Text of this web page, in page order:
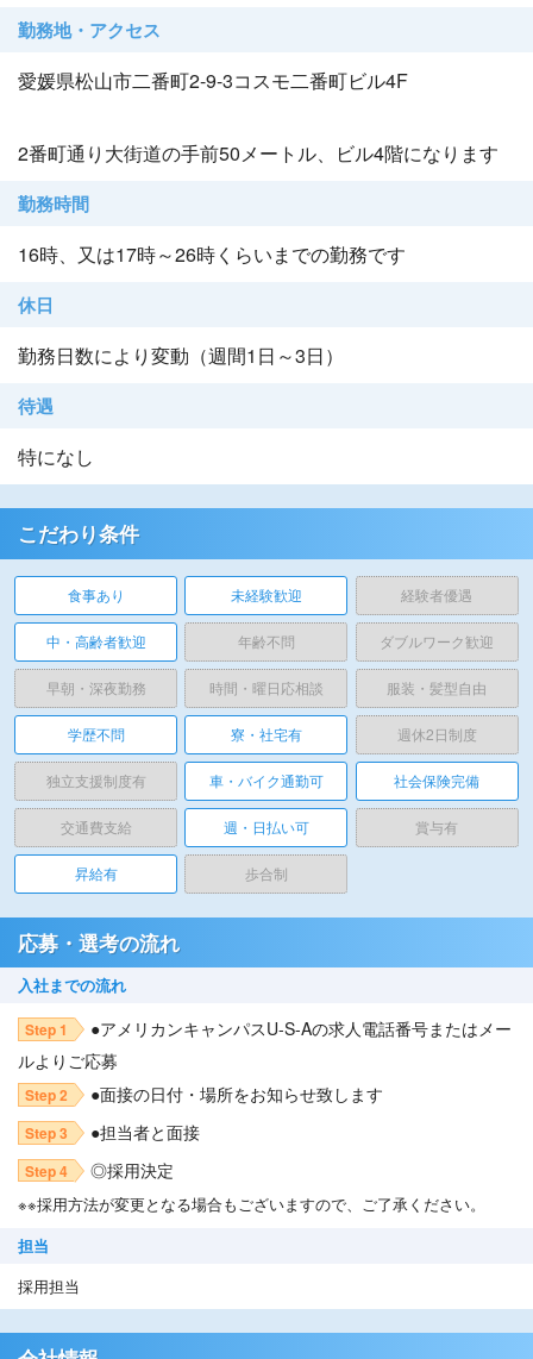
勤務地・アクセス
愛媛県松山市二番町2-9-3コスモ二番町ビル4F
2番町通り大街道の手前50メートル、ビル4階になります
勤務時間
16時、又は17時～26時くらいまでの勤務です
休日
勤務日数により変動（週間1日～3日）
待遇
特になし
こだわり条件
食事あり 未経験歓迎 経験者優遇
中・高齢者歓迎 年齢不問 ダブルワーク歓迎
早朝・深夜勤務 時間・曜日応相談 服装・髪型自由
学歴不問 寮・社宅有 週休2日制度
独立支援制度有 車・バイク通勤可 社会保険完備
交通費支給 週・日払い可 賞与有
昇給有 歩合制
応募・選考の流れ
入社までの流れ
Step 1
●アメリカンキャンパスU-S-Aの求人電話番号またはメー
ルよりご応募
Step 2 ●面接の日付・場所をお知らせ致します
Step 3 ●担当者と面接
Step 4 ◎採用決定
※※採用方法が変更となる場合もございますので、ご了承ください。
担当
採用担当